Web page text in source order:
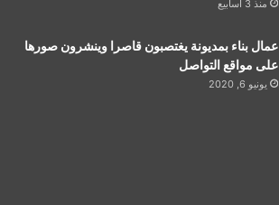
منذ 3 أسابيع
عمال بناء بمديونة يغتصبون قاصرا وينشرون صورها
على مواقع التواصل
يونيو 6, 2020